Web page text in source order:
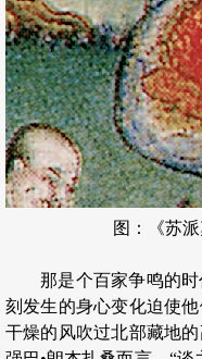
图：《苏
那是个百家争鸣的
刻发生的身心变化迫使
干燥的风吹过北部藏地